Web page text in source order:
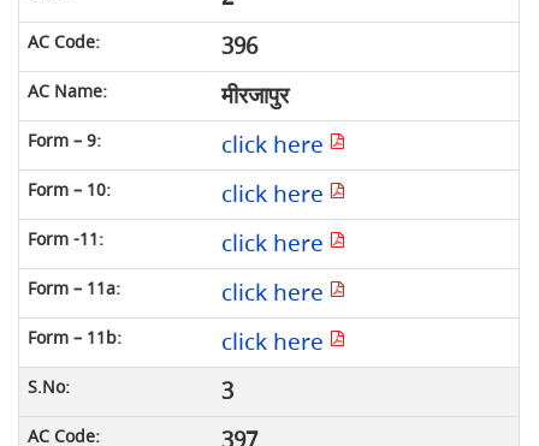
396
मीरजापुर
click here
click here
click here
click here
click here
3